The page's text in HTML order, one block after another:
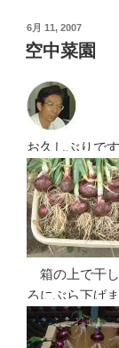
投
稿
日:
6月 11, 2007
空中菜園
お久しぶりで
箱の上で干し
ろにぶら下げ